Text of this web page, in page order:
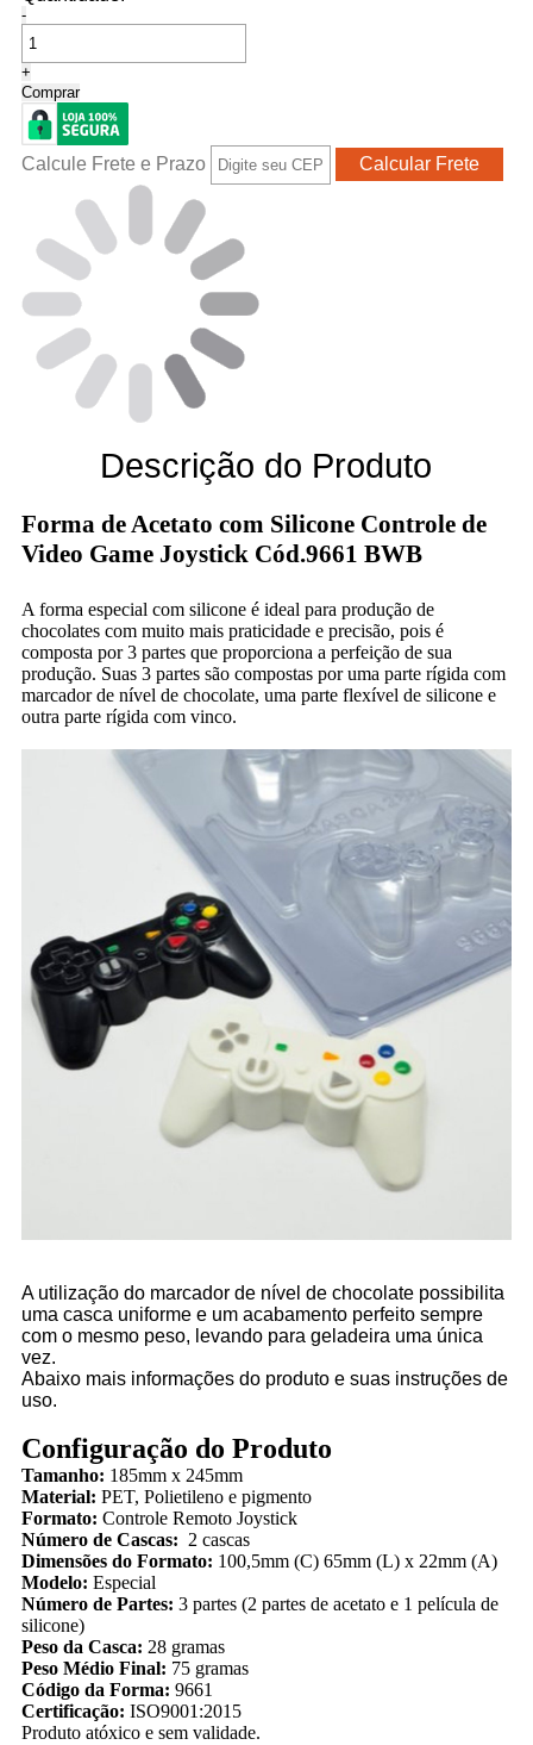
-
+
Comprar
Calcule Frete e Prazo
Descrição do Produto
Forma de Acetato com Silicone Controle de
Video Game Joystick Cód.9661 BWB
A forma especial com silicone é ideal para produção de
chocolates com muito mais praticidade e precisão, pois é
composta por 3 partes que proporciona a perfeição de sua
produção. Suas 3 partes são compostas por uma parte rígida com
marcador de nível de chocolate, uma parte flexível de silicone e
outra parte rígida com vinco.
A utilização do marcador de nível de chocolate possibilita
uma casca uniforme e um acabamento perfeito sempre
com o mesmo peso, levando para geladeira uma única
vez.
Abaixo mais informações do produto e suas instruções de
uso.
Configuração do Produto
Tamanho: 185mm x 245mm
Material: PET, Polietileno e pigmento
Formato: Controle Remoto Joystick
Número de Cascas: 2 cascas
Dimensões do Formato: 100,5mm (C) 65mm (L) x 22mm (A)
Modelo: Especial
Número de Partes: 3 partes (2 partes de acetato e 1 película de
silicone)
Peso da Casca: 28 gramas
Peso Médio Final: 75 gramas
Código da Forma: 9661
Certificação: ISO9001:2015
Produto atóxico e sem validade.